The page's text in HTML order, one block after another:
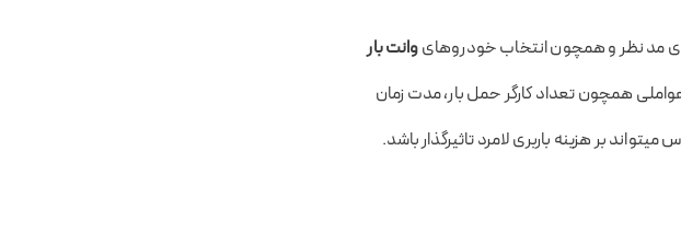
مد نظر و همچون انتخاب خودروهایوانت بار
همچون تعداد کارگر حمل بار، مدت زمان
بر هزینه باربری لامرد تاثیرگذار باشد.